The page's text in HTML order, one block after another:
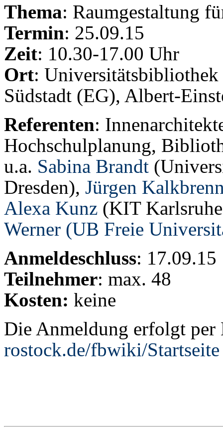
Thema: Raumgestaltung
Termin: 25.09.15
Zeit: 10.30-17.00 Uhr
Ort:
Südstadt (EG), Albert-
Referenten:
Hochschulplanung,
u.a. Sabina Brandt
Dresden), Jürgen
Alexa Kunz (KIT
Werner (UB Freie
Anmeldeschluss: 17.09.15
Teilnehmer: max. 48
Kosten: keine
Die Anmeldung erfolgt
rostock.de/fbwiki/Startseite